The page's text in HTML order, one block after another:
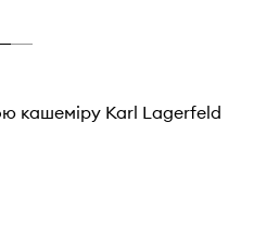
кашеміру Karl Lagerfeld